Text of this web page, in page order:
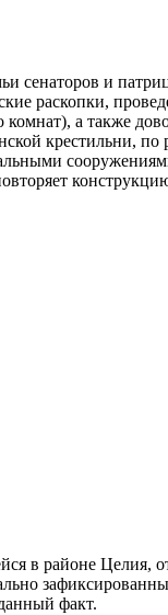
сенаторов и
раскопки,
а также
крестильни,
в районе Целия,
факт.